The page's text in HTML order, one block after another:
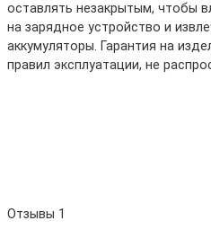
оставлять незакрытым, чтобы
на зарядное устройство и
аккумуляторы. Гарантия на
правил эксплуатации, не
Отзывы 1